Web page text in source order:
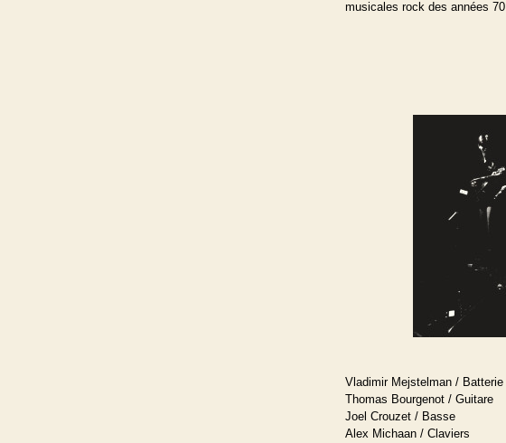
musicales rock des années 70
Vladimir Mejstelman / Batterie
Thomas Bourgenot / Guitare
Joel Crouzet / Basse
Alex Michaan / Claviers